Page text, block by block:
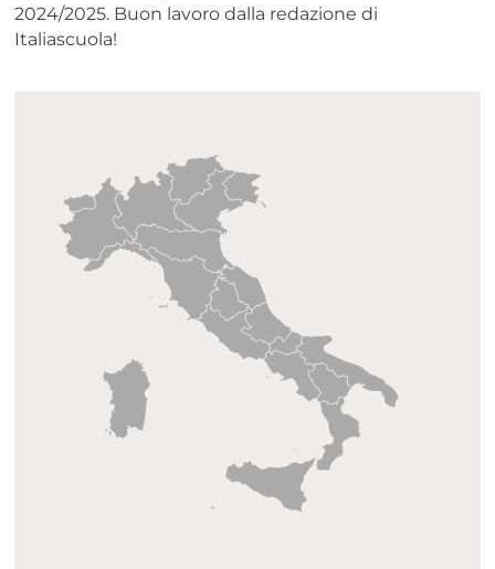
ACCEDI
Non possiedi una login?
Abbonati ai servizi
Consulta i corsi
2024/2025. Buon lavoro dalla redazione di
Italiascuola!